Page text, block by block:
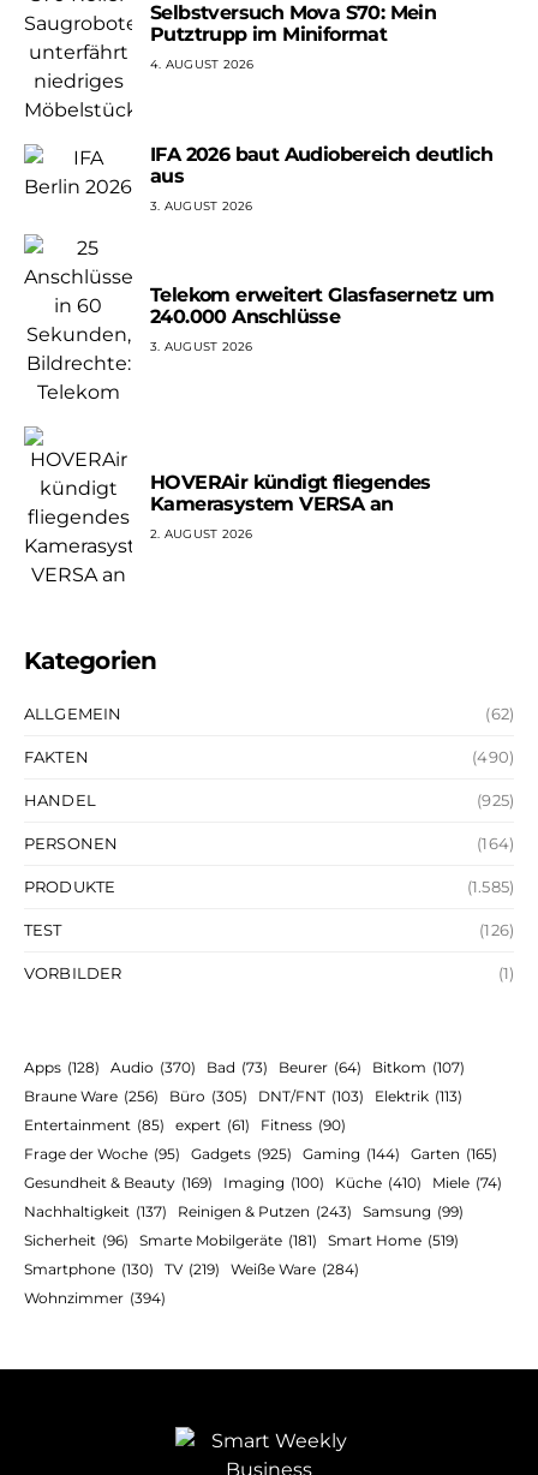
Selbstversuch Mova S70: Mein
Putztrupp im Miniformat
4. AUGUST 2026
IFA 2026 baut Audiobereich deutlich
aus
3. AUGUST 2026
Telekom erweitert Glasfasernetz um
240.000 Anschlüsse
3. AUGUST 2026
HOVERAir kündigt fliegendes
Kamerasystem VERSA an
2. AUGUST 2026
Kategorien
ALLGEMEIN (62)
FAKTEN (490)
HANDEL (925)
PERSONEN (164)
PRODUKTE (1.585)
TEST (126)
VORBILDER (1)
Apps (128) Audio (370) Bad (73) Beurer (64) Bitkom (107)
Braune Ware (256) Büro (305) DNT/FNT (103) Elektrik (113)
Entertainment (85) expert (61) Fitness (90)
Frage der Woche (95) Gadgets (925) Gaming (144) Garten (165)
Gesundheit & Beauty (169) Imaging (100) Küche (410) Miele (74)
Nachhaltigkeit (137) Reinigen & Putzen (243) Samsung (99)
Sicherheit (96) Smarte Mobilgeräte (181) Smart Home (519)
Smartphone (130) TV (219) Weiße Ware (284)
Wohnzimmer (394)